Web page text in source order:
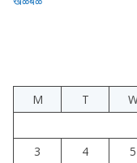
M
T
3
4 5